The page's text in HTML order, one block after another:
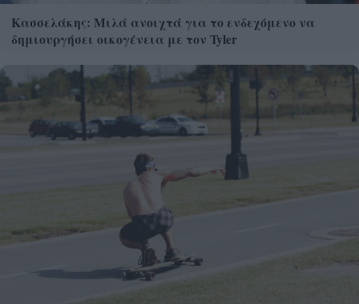
Κασσελάκης: Μιλά ανοιχτά για το ενδεχόμενο να
δημιουργήσει οικογένεια με τον Tyler